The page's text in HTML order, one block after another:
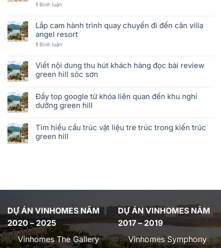
1 Bình luận
Lắp cam hành trình quay chuyến đi đến căn villa
angel resort
1 Bình luận
Viết nội dung thu hút khách hàng đọc bài review
green hill sóc sơn
Đẩy top google từ khóa liên quan đến khu nghỉ
dưỡng green hill
Tìm hiểu cấu trúc vật liệu tre trúc trong kiến trúc
green hill
DỰ ÁN VINHOMES NĂM
2020 – 2025
Vinhomes The Gallery
DỰ ÁN VINHOMES NĂM
2017 – 2019
Vinhomes Symphony